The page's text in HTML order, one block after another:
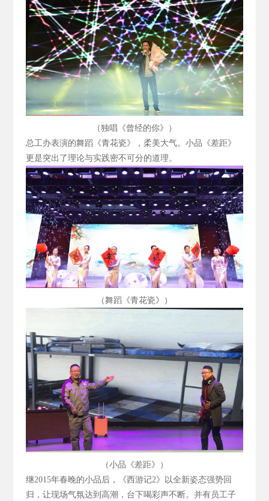
（独唱《曾经的你》）
总工办表演的舞蹈《青花瓷》，柔美大气。小品《差距》
更是突出了理论与实践密不可分的道理。
（舞蹈《青花瓷》）
（小品《差距》）
继2015年春晚的小品后，《西游记2》以全新姿态强势回
归，让现场气氛达到高潮，台下喝彩声不断。并有员工子